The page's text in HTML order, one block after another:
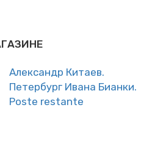
Александр Китаев.
Петербург Ивана Бианки.
Poste restante